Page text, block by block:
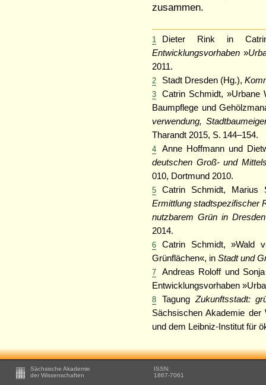
zusammen.
1
Dieter Rink in
Entwicklungsvorhaben»
2011.
2 Stadt Dresden (Hg.),
3
Catrin Schmidt, »Urbane
Baumpflege und
verwendung,
Tharandt 2015, S. 144–154.
4
Anne Hoffmann und
deutschen Groß- und
010, Dortmund 2010.
5
Catrin Schmidt,
Ermittlung stadtspezifischer
nutzbarem Grün in Dresden
2014.
6
Catrin Schmidt, »Wald
Grünflächen«, in Stadt und
7
Andreas Roloff und
Entwicklungsvorhaben
8 Tagung Zukunftsstadt:
Sächsischen Akademie
und dem Leibniz-Institut für
Footer
Sächsische Akademie
der Wissenschaften
ISSN:
1867-7061